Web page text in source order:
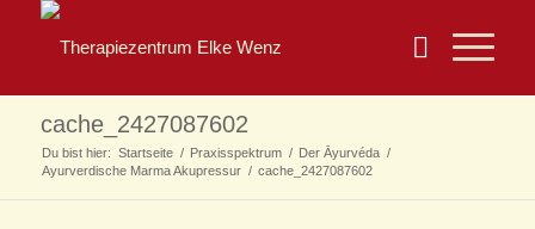
cache_2427087602
Du bist hier: Startseite / Praxisspektrum / Der Āyurvéda /
Ayurverdische Marma Akupressur / cache_2427087602